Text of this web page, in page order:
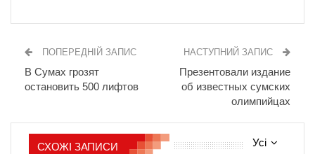
ПОПЕРЕДНІЙ ЗАПИС
В Сумах грозят
остановить 500 лифтов
НАСТУПНИЙ ЗАПИС
Презентовали издание
об известных сумских
олимпийцах
Усі
СХОЖІ ЗАПИСИ